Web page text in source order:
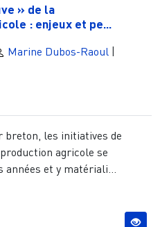
» de la
: enjeux et pe...
Marine Dubos-Raoul |
les initiatives de
agricole se
et y matériali...